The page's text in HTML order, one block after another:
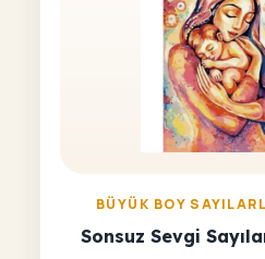
BÜYÜK BOY
Sonsuz Sevgi